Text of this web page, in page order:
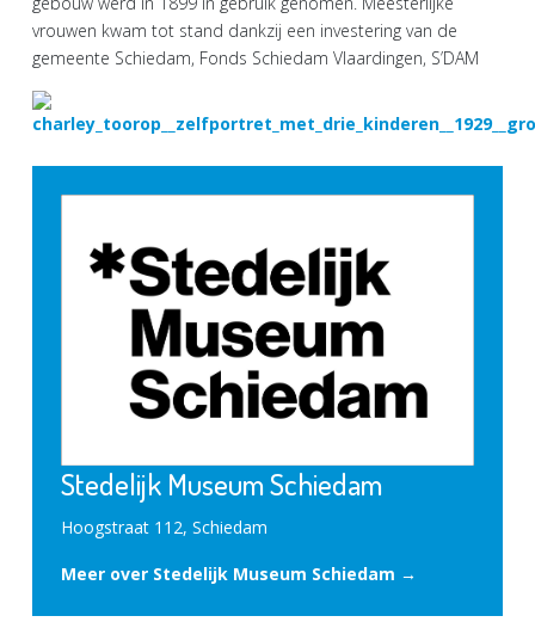
vrouwen kwam tot stand dankzij een investering van de
gemeente Schiedam, Fonds Schiedam Vlaardingen, S’DAM
Stedelijk Museum Schiedam
Hoogstraat 112, Schiedam
Meer over Stedelijk Museum Schiedam →